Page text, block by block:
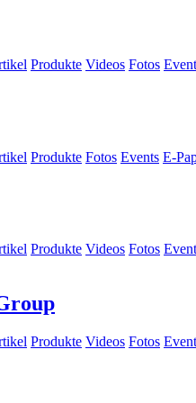
Produkte Videos Fotos
Produkte Fotos Events E-
Produkte Videos Fotos
Produkte Videos Fotos